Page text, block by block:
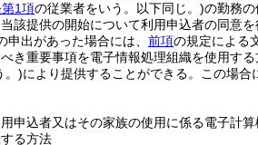
1項の従業者をいう。以下同じ。)の勤務
提供の開始について利用申込者の同意を
出があった場合には、 前項の規定による
重要事項を電子情報処理組織を使用す
。)により提供することができる。
この場合
申込者又はその家族の使用に係る電子計
る方法